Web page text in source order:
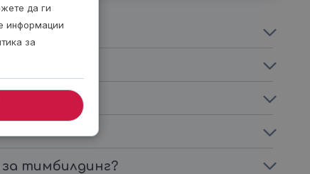
тимбилдинг?
да ги
информации
за